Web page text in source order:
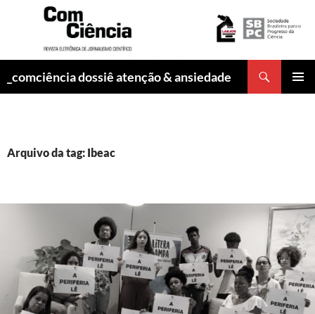
_comciência dossiê atenção & ansiedade
Arquivo da tag: Ibeac